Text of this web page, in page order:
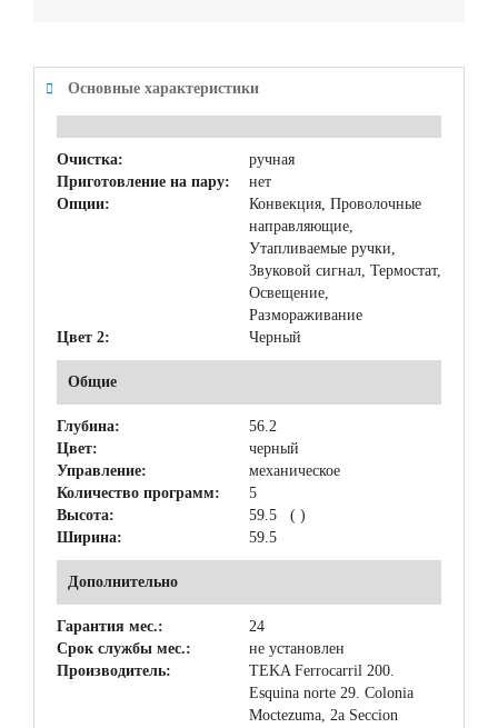
Основные характеристики
Очистка:
ручная
Приготовление на пару:
нет
Опции:
Конвекция, Проволочные
направляющие,
Утапливаемые ручки,
Звуковой сигнал, Термостат,
Освещение,
Размораживание
Цвет 2:
Черный
Общие
Глубина:
56.2
Цвет:
черный
Управление:
механическое
Количество программ:
5
Высота:
59.5 ( )
Ширина:
59.5
Дополнительно
Гарантия мес.:
24
Срок службы мес.:
не установлен
Производитель:
TEKA Ferrocarril 200.
Esquina norte 29. Colonia
Moctezuma, 2a Seccion